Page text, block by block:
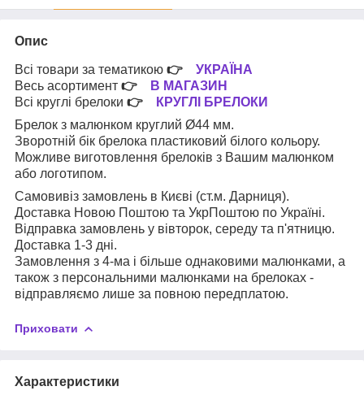
Опис
Всі товари за тематикою 👉 УКРАЇНА
Весь асортимент 👉
В МАГАЗИН
Всі круглі брелоки 👉
КРУГЛІ БРЕЛОКИ
Брелок з малюнком круглий Ø44 мм.
Зворотній бік брелока пластиковий білого кольору.
Можливе виготовлення брелоків з Вашим малюнком
або логотипом.
Самовивіз замовлень в Києві (ст.м. Дарниця).
Доставка Новою Поштою та УкрПоштою по Україні.
Відправка замовлень у вівторок, середу та п'ятницю.
Доставка 1-3 дні.
Замовлення з 4-ма і більше однаковими малюнками, а
також з персональними малюнками на брелоках -
відправляємо лише за повною передплатою.
Приховати
Характеристики